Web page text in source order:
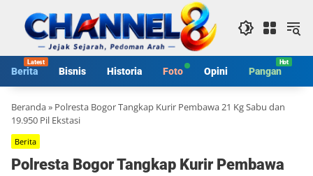
konten
Berita Bisnis Historia Foto Opini Pangan
Beranda» Polresta Bogor Tangkap Kurir Pembawa 21 Kg Sabu dan
19.950 Pil Ekstasi
Berita
Polresta Bogor Tangkap Kurir Pembawa